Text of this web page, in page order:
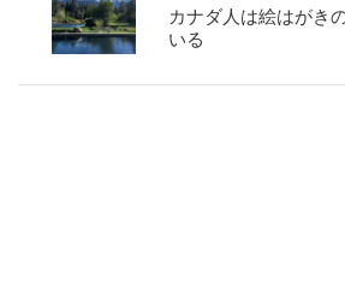
カナダ人は絵はがき
いる